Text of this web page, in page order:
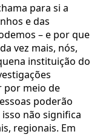
para si a
e das
– e por que
vez mais, nós,
instituição do
por meio de
poderão
não significa
regionais. Em